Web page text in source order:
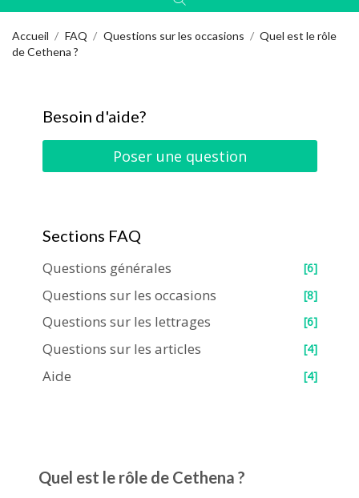
Accueil FAQ Questions sur les occasions
Quel est le rôle
de Cethena ?
Besoin d'aide?
Poser une question
Sections FAQ
Questions générales [6]
Questions sur les occasions [8]
Questions sur les lettrages [6]
Questions sur les articles [4]
Aide [4]
Quel est le rôle de Cethena ?